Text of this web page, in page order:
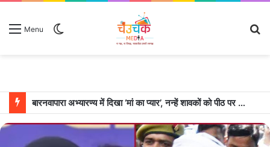
Menu
बारनवापारा अभ्यारण्य में दिखा ‘मां का प्यार’, नन्हें शावकों को पीठ पर बैठाकर घूमती दिखी मादा भालू